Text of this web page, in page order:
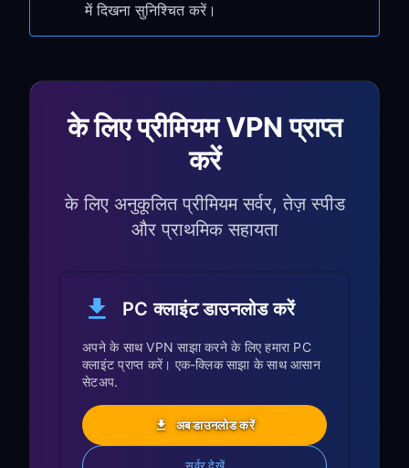
eShop क्षेत्रीय एक्सेस:
बेहतर डील्स के लिए क्षेत्रों में कीमतों की तुलना करें
region-locked demos और सामग्री
Japan-exclusive Nintendo Switch
games तक पहुँच प्राप्त करें
पोर्टेबल गेमिंग सुरक्षा:
सार्वजनिक Wi-Fi नेटवर्क पर अपने Switch
कनेक्शन को सुरक्षित करें
संभावित खतरों से अपने Nintendo Account की
ऑनलाइन गेमिंग सत्रों के दौरान अपना वास्तविक IP
address छिपाएँ
में दिखना सुनिश्चित करें।
के लिए प्रीमियम VPN प्राप्त
करें
के लिए अनुकूलित प्रीमियम सर्वर, तेज़ स्पीड
और प्राथमिक सहायता
PC क्लाइंट डाउनलोड करें
अपने के साथ VPN साझा करने के लिए हमारा PC
क्लाइंट प्राप्त करें। एक-क्लिक साझा के साथ आसान
सेटअप.
अब डाउनलोड करें